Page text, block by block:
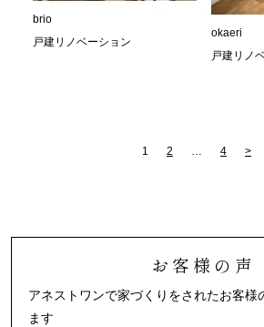
brio
戸建リノベーション
okaeri
戸建リノ
1 2 … 4 >
お客様の声
アネストワンで家づくりをされたお客様
ます